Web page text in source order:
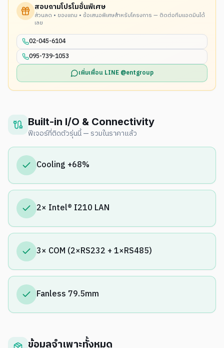
สอบถามโปรโมชั่นพิเศษ
ส่วนลด • ของแถม • ข้อเสนอพิเศษสำหรับโครงการ — ติดต่อทีมแอดมินได้
เลย
02-045-6104
095-739-1053
เพิ่มเพื่อน LINE @entgroup
Built-in I/O & Connectivity
ฟีเจอร์ที่ติดตัวรุ่นนี้ — รวมในราคาแล้ว
Cooling +68%
2× Intel® I210 LAN
3× COM (2×RS232 + 1×RS485)
Fanless 79.5mm
ข้อมูลจำเพาะทั้งหมด